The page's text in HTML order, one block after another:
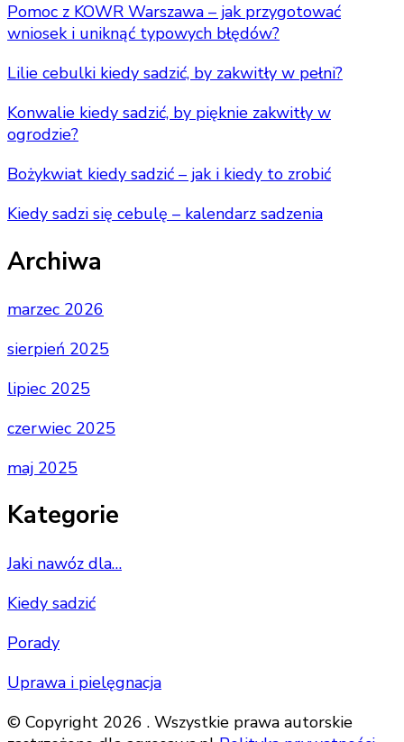
Pomoc z KOWR Warszawa – jak przygotować
wniosek i uniknąć typowych błędów?
Lilie cebulki kiedy sadzić, by zakwitły w pełni?
Konwalie kiedy sadzić, by pięknie zakwitły w
ogrodzie?
Bożykwiat kiedy sadzić – jak i kiedy to zrobić
Kiedy sadzi się cebulę – kalendarz sadzenia
Archiwa
marzec 2026
sierpień 2025
lipiec 2025
czerwiec 2025
maj 2025
Kategorie
Jaki nawóz dla…
Kiedy sadzić
Porady
Uprawa i pielęgnacja
© Copyright 2026 . Wszystkie prawa autorskie